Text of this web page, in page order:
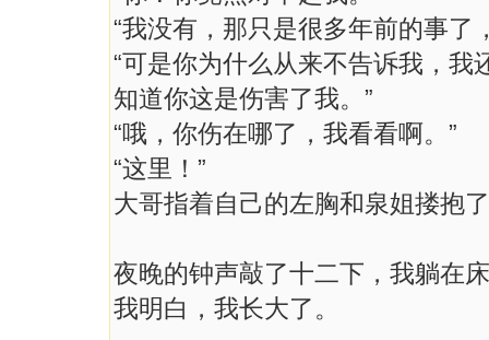
“我没有，那只是很多年前的事了
“可是你为什么从来不告诉我，
知道你这是伤害了我。”
“哦，你伤在哪了，我看看啊。”
“这里！”
大哥指着自己的左胸和泉姐搂抱
夜晚的钟声敲了十二下，我躺在
我明白，我长大了。